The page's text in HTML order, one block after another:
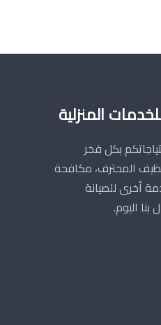
المنزلية
بكل فخر
المحترف، مكافحة
أخرى للصيانة
بنا اليوم.